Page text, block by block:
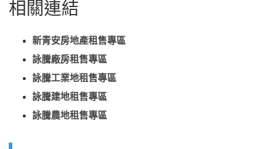
相關連結
新青安房地產租售專區
詠騰廠房租售專區
詠騰工業地租售專區
詠騰建地租售專區
詠騰農地租售專區